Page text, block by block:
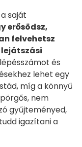
saját
erősödsz,
felvehetsz
és
lehet egy
míg a könnyű
nem
gyűjteményed,
igazítani a